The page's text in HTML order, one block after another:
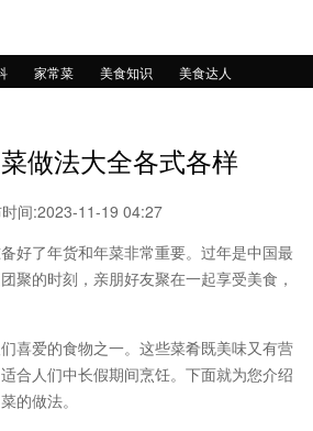
家常菜 美食知识
美食达人
做法大全各式各样
间:2023-11-19 04:27
好了年货和年菜非常重要。过年是中国最
聚的时刻，亲朋好友聚在一起享受美食，
喜爱的食物之一。这些菜肴既美味又有营
合人们中长假期间烹饪。下面就为您介绍
的做法。